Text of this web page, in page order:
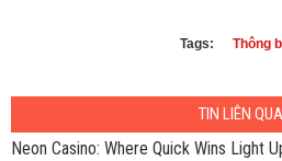
Tags: Thông
TIN LIÊN
Neon Casino: Where Quick Wins Light